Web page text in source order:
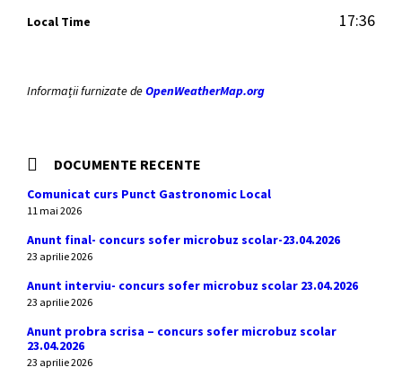
Local Time 17:36
Informații furnizate deOpenWeatherMap.org
DOCUMENTE RECENTE
Comunicat curs Punct Gastronomic Local
11 mai 2026
Anunt final- concurs sofer microbuz scolar-23.04.2026
23 aprilie 2026
Anunt interviu- concurs sofer microbuz scolar 23.04.2026
23 aprilie 2026
Anunt probra scrisa – concurs sofer microbuz scolar
23.04.2026
23 aprilie 2026